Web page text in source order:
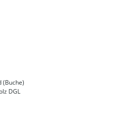
(Buche)
DGL